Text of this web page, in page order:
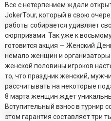
Все с нетерпением ждали
JokerTour, который в свою
работы собирается удивляет
сюрпризами. Так уже к
готовится акция — Женский
немало женщин и
женской половины игроков
то, что праздник женский,
рассчитывать на некоторые
8 марта женщин ждет
Вступительный взнос в турнир
этом гарантия составляет три